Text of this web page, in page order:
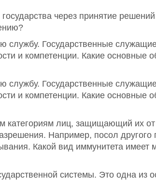
через принятие
службу. Государственные
и компетенции. Какие основные
службу. Государственные
и компетенции. Какие основные
категориям лиц, защищающий их от
Например, посол другого
Какой вид иммунитета имеет
системы. Это одна из